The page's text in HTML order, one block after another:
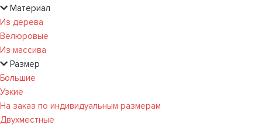
Материал
Из дерева
Велюровые
Из массива
Размер
Большие
Узкие
На заказ по индивидуальным размерам
Двухместные